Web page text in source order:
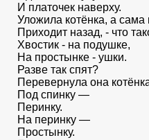
И платочек наверху.
Уложила котёнка, а
Приходит назад, - что
Хвостик - на подушке,
На простынке - ушки.
Разве так спят?
Перевернула она
Под спинку —
Перинку.
На перинку —
Простынку.